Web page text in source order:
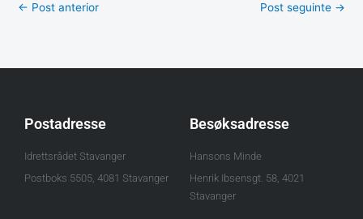
← Post anterior Post seguinte →
Postadresse
Idrettsrådet Stavanger
Postboks 5505, 4081 Stavanger
Besøksadresse
Hansons Minde
Henrik Ibsensgt. 58, 4021
Stavanger